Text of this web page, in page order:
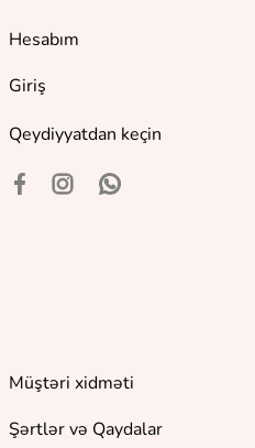
Hesabım
Giriş
Qeydiyyatdan keçin
Müştəri xidməti
Şərtlər və Qaydalar